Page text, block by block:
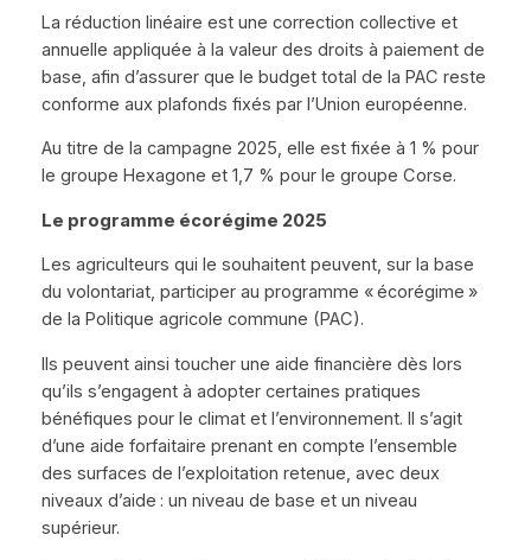
La réduction linéaire est une correction collective et
annuelle appliquée à la valeur des droits à paiement de
base, afin d’assurer que le budget total de la PAC reste
conforme aux plafonds fixés par l’Union européenne.
Au titre de la campagne 2025, elle est fixée à 1 % pour
le groupe Hexagone et 1,7 % pour le groupe Corse.
Le programme écorégime 2025
Les agriculteurs qui le souhaitent peuvent, sur la base
du volontariat, participer au programme « écorégime »
de la Politique agricole commune (PAC).
Ils peuvent ainsi toucher une aide financière dès lors
qu’ils s’engagent à adopter certaines pratiques
bénéfiques pour le climat et l’environnement. Il s’agit
d’une aide forfaitaire prenant en compte l’ensemble
des surfaces de l’exploitation retenue, avec deux
niveaux d’aide : un niveau de base et un niveau
supérieur.